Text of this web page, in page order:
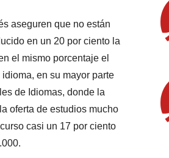
aseguren que no están
en un 20 por ciento la
el mismo porcentaje el
en su mayor parte
de Idiomas, donde la
oferta de estudios mucho
casi un 17 por ciento